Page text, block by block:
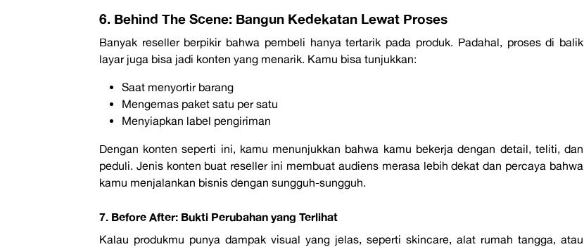
6. Behind The Scene: Bangun Kedekatan Lewat Proses
Banyak reseller berpikir bahwa pembeli hanya tertarik pada produk. Padahal, proses di balik
layar juga bisa jadi konten yang menarik. Kamu bisa tunjukkan:
Saat menyortir barang
Mengemas paket satu per satu
Menyiapkan label pengiriman
Dengan konten seperti ini, kamu menunjukkan bahwa kamu bekerja dengan detail, teliti, dan
peduli. Jenis konten buat reseller ini membuat audiens merasa lebih dekat dan percaya bahwa
kamu menjalankan bisnis dengan sungguh-sungguh.
7. Before After: Bukti Perubahan yang Terlihat
Kalau produkmu punya dampak visual yang jelas, seperti skincare, alat rumah tangga, atau